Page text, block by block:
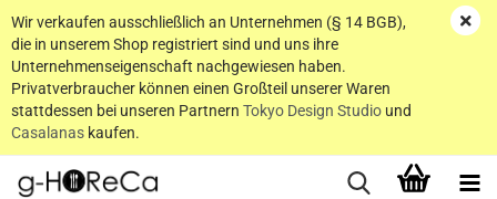
Wir verkaufen ausschließlich an Unternehmen (§ 14 BGB),
die in unserem Shop registriert sind und uns ihre
Unternehmenseigenschaft nachgewiesen haben.
Privatverbraucher können einen Großteil unserer Waren
stattdessen bei unseren Partnern Tokyo Design Studio und
Casalanas kaufen.